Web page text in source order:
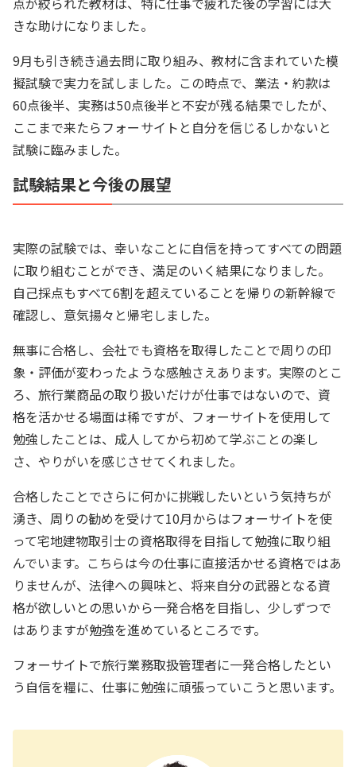
きな助けになりました。
9月も引き続き過去問に取り組み、教材に含まれていた模
擬試験で実力を試しました。この時点で、業法・約款は
60点後半、実務は50点後半と不安が残る結果でしたが、
ここまで来たらフォーサイトと自分を信じるしかないと
試験に臨みました。
試験結果と今後の展望
実際の試験では、幸いなことに自信を持ってすべての問題
に取り組むことができ、満足のいく結果になりました。
自己採点もすべて6割を超えていることを帰りの新幹線で
確認し、意気揚々と帰宅しました。
無事に合格し、会社でも資格を取得したことで周りの印
象・評価が変わったような感触さえあります。実際のとこ
ろ、旅行業商品の取り扱いだけが仕事ではないので、資
格を活かせる場面は稀ですが、フォーサイトを使用して
勉強したことは、成人してから初めて学ぶことの楽し
さ、やりがいを感じさせてくれました。
合格したことでさらに何かに挑戦したいという気持ちが
湧き、周りの勧めを受けて10月からはフォーサイトを使
って宅地建物取引士の資格取得を目指して勉強に取り組
んでいます。こちらは今の仕事に直接活かせる資格ではあ
りませんが、法律への興味と、将来自分の武器となる資
格が欲しいとの思いから一発合格を目指し、少しずつで
はありますが勉強を進めているところです。
フォーサイトで旅行業務取扱管理者に一発合格したとい
う自信を糧に、仕事に勉強に頑張っていこうと思います。